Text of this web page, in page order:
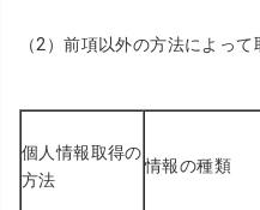
（2）前項以外の方法によっ
個人情報取得の
方法
情報の種類